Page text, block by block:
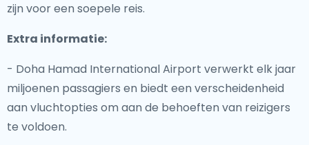
zijn voor een soepele reis.
Extra informatie:
- Doha Hamad International Airport verwerkt elk jaar
miljoenen passagiers en biedt een verscheidenheid
aan vluchtopties om aan de behoeften van reizigers
te voldoen.